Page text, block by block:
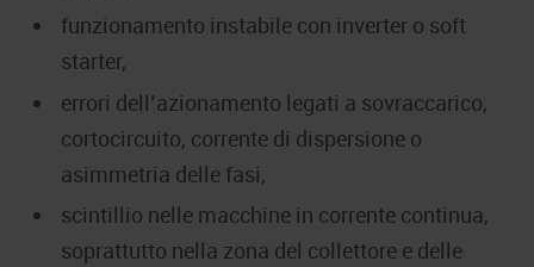
funzionamento instabile con inverter o soft
starter,
errori dell’azionamento legati a sovraccarico,
cortocircuito, corrente di dispersione o
asimmetria delle fasi,
scintillio nelle macchine in corrente continua,
soprattutto nella zona del collettore e delle